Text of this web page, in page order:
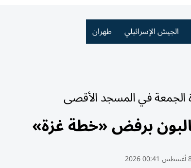
الجيش الإسرائيلي طهران
برفض «خطة غزة»
2026